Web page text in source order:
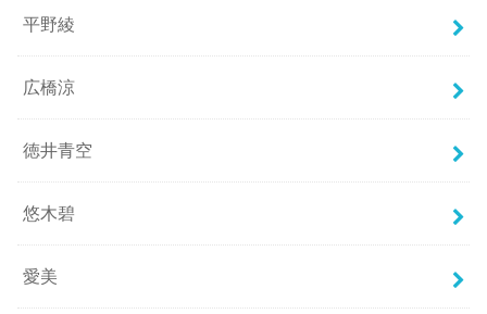
平野綾
広橋涼
徳井青空
悠木碧
愛美